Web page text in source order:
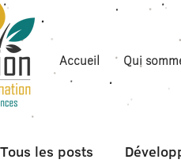
Accueil Qui
Tous les posts